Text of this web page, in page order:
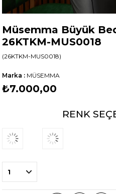
Müsemma Büyük
26KTKM-MUS0018
(26KTKM-MUS0018)
Marka : MÜSEMMA
₺7.000,00
RENK